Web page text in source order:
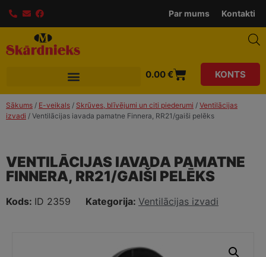
Par mums Kontakti
0.00€ KONTS
Sākums / E-veikals / Skrūves, blīvējumi un citi piederumi / Ventilācijas
izvadi / Ventilācijas iavada pamatne Finnera, RR21/gaiši pelēks
VENTILĀCIJAS IAVADA PAMATNE
FINNERA, RR21/GAIŠI PELĒKS
Kods: ID 2359 Kategorija: Ventilācijas izvadi